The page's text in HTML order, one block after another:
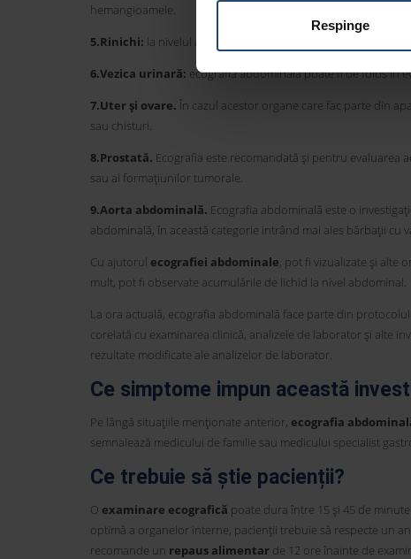
Respinge
hemangioamele.
5.Rinichi: la nivelul acestor organe, poate fi observată
6.Vezica urinară: ecografia abdominală poate fi de folos în
7.Uter și ovare. În cazul acestor organe care fac parte din
sau chisturi.
8.Prostată. Ecografia este recomandată și pentru
sau al formațiunilor tumorale.
9.Aorta abdominală. Ecografia abdominală este o
abdominală, în această categorie intrând mai ales bărbații cu
Cu ajutorul ecografiei abdominale, pot fi vizualizate și alte
mult, pot fi observate acumulările de lichid la nivel abdominal.
La ora actuală, ecografia abdominală face parte din
corelată cu examinarea clinică, analizele de laborator și alte
rezultate modificate ale analizelor de laborator.
Ce simptome impun această
Pe lângă situațiile menționate anterior, ecografia
semnalează medicului de familie sau medicului specialist
Ce trebuie să știe pacienții?
O examinare ecografică poate dura între 15 și 45 de
optimă a organelor interne, pacienții trebuie să respecte un
recomande un repaus alimentar de 12 ore înainte de